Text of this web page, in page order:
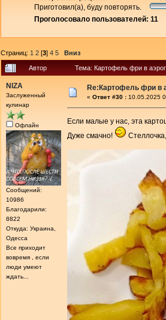
Приготовил(а), буду повторять.
Проголосовало пользователей: 11
Страниц: 1 2 [3] 4 5 Вниз
Автор Тема: Картофель фри в
NIZA
Заслуженный
кулинар
Офлайн
Сообщений:
10986
Благодарили:
8822
Откуда: Украина,
Одесса
Все приходит
вовремя , если
люди умеют
ждать...
Re:Картофель фри в
« Ответ #30 : 10.05.2025
Если малые у нас, эта
Дуже смачно!